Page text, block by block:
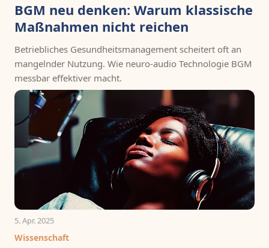
BGM neu denken: Warum klassische
Maßnahmen nicht reichen
Betriebliches Gesundheitsmanagement scheitert oft an
mangelnder Nutzung. Wie neuro-audio Technologie BGM
messbar effektiver macht.
5. Apr. 2025
Wissenschaft